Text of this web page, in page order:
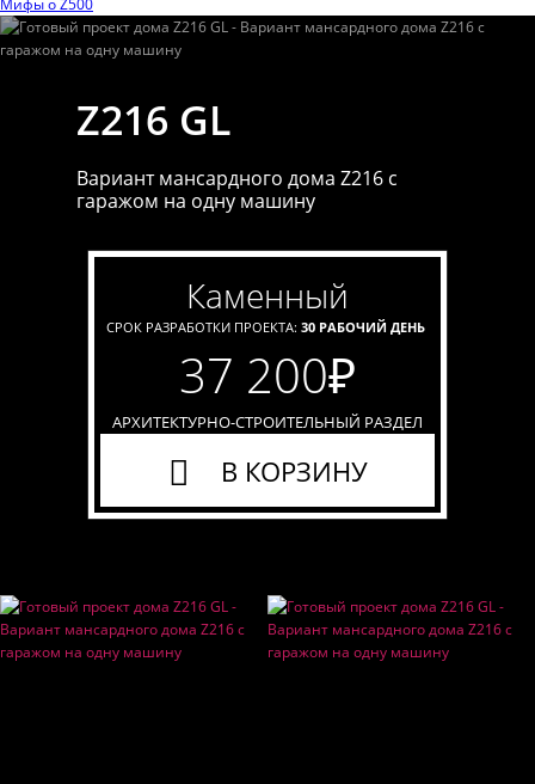
Мифы o Z500
Z216 GL
Вариант мансардного дома Z216 с
гаражом на одну машину
каменный
СРОК РАЗРАБОТКИ ПРОЕКТА: 30 РАБОЧИЙ ДЕНЬ
37 200₽
АРХИТЕКТУРНО-СТРОИТЕЛЬНЫЙ РАЗДЕЛ
В КОРЗИНУ